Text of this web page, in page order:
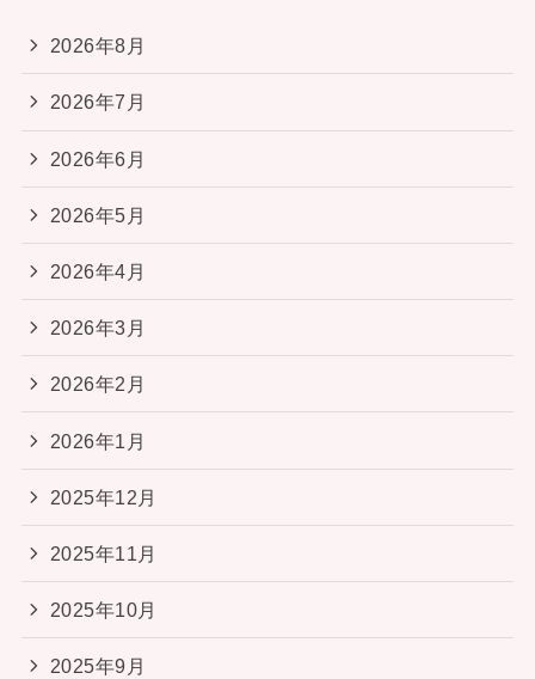
2026年8月
2026年7月
2026年6月
2026年5月
2026年4月
2026年3月
2026年2月
2026年1月
2025年12月
2025年11月
2025年10月
2025年9月